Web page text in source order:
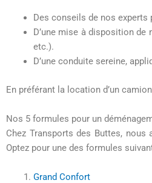
Des conseils de nos experts
D’une mise à disposition
etc.).
D’une conduite sereine,
En préférant la location d’un
Nos 5 formules pour un
Chez Transports des Buttes,
Optez pour une des formules
Grand Confort